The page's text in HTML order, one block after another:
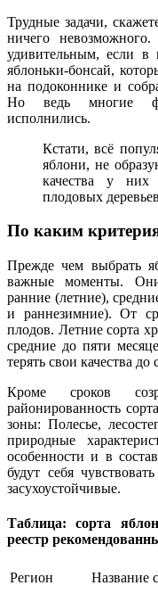
Трудные задачи,
ничего
удивительным, если в
яблоньки-бонсай,
на подоконнике и
Но ведь многие
исполнились.
Кстати, всё
яблони, не
качества у
плодовых
По каким
Прежде чем выбрать
важные моменты.
ранние (летние),
и раннезимние). От
плодов. Летние сорта
средние до пяти
терять свои качества
Кроме сроков
районированность
зоны: Полесье,
природные
особенности и в
будут себя
засухоустойчивые.
Таблица: сорта
реестр
Регион Название